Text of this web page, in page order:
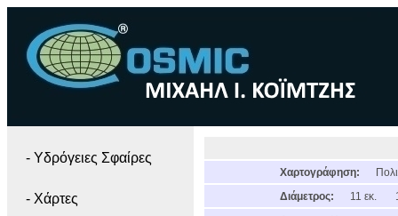
- Yδρόγειες Σφαίρες
- Χάρτες
Χαρτογράφηση:
Διάμετρος:
11 εκ.